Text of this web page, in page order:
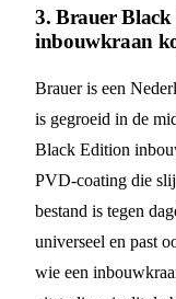
3. Brauer
inbouwkraan
Brauer is een
is gegroeid in de
Black Edition
PVD-coating die
bestand is tegen
universeel en past
wie een